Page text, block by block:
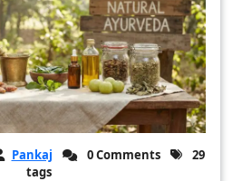
Pankaj 0 Comments
29
tags